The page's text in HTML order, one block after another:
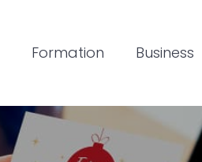
Formation Business